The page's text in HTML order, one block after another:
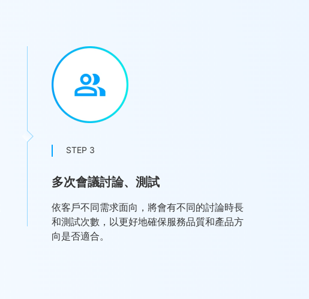
STEP 3
多次會議討論、測試
依客戶不同需求面向，將會有不同的討論時長
和測試次數，以更好地確保服務品質和產品方
向是否適合。